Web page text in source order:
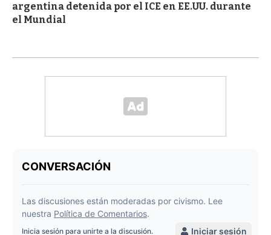
argentina detenida por el ICE en EE.UU. durante
el Mundial